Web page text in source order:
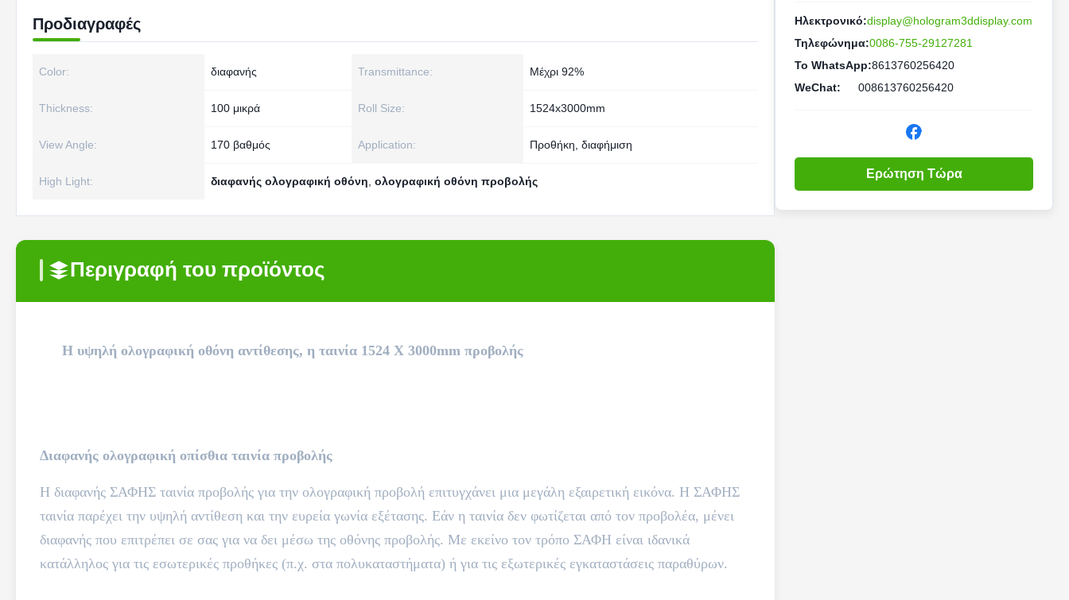
Προδιαγραφές
Color: διαφανής Transmittance: Μέχρι 92%
Thickness: 100 μικρά Roll Size: 1524x3000mm
View Angle: 170 βαθμός Application: Προθήκη, διαφήμιση
High Light: διαφανής ολογραφική οθόνη ολογραφική οθόνη προβολής
Περιγραφή του προϊόντος
Η υψηλή ολογραφική οθόνη αντίθεσης, η ταινία 1524 X 3000mm προβολής
Διαφανής ολογραφική οπίσθια ταινία προβολής
Η διαφανής ΣΑΦΗΣ ταινία προβολής για την ολογραφική προβολή επιτυγχάνει μια μεγάλη εξαιρετική εικόνα. Η ΣΑΦΗΣ
ταινία παρέχει την υψηλή αντίθεση και την ευρεία γωνία εξέτασης. Εάν η ταινία δεν φωτίζεται από τον προβολέα, μένει
διαφανής που επιτρέπει σε σας για να δει μέσω της οθόνης προβολής. Με εκείνο τον τρόπο ΣΑΦΗ είναι ιδανικά
κατάλληλος για τις εσωτερικές προθήκες (π.χ. στα πολυκαταστήματα) ή για τις εξωτερικές εγκαταστάσεις παραθύρων.
Ηλεκτρονικό:display@hologram3ddisplay.com
Τηλεφώνημα:0086-755-29127281
Το WhatsApp:8613760256420
WeChat:
008613760256420
Ερώτηση Τώρα